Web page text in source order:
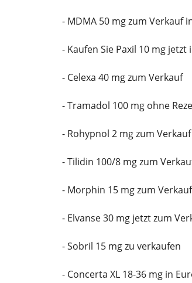
- MDMA 50 mg zum Verkauf
- Kaufen Sie Paxil 10 mg jetzt
- Celexa 40 mg zum Verkauf
- Tramadol 100 mg ohne
- Rohypnol 2 mg zum
- Tilidin 100/8 mg zum
- Morphin 15 mg zum
- Elvanse 30 mg jetzt zum
- Sobril 15 mg zu verkaufen
- Concerta XL 18-36 mg in